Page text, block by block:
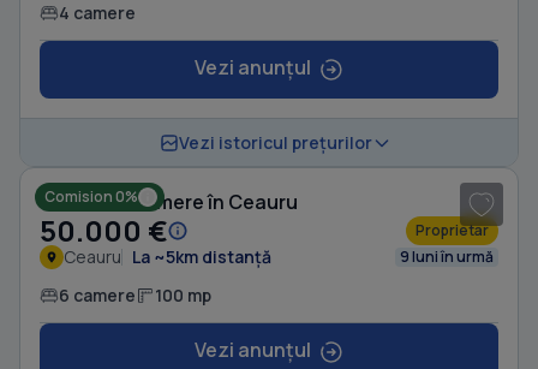
4 camere
Vezi anunțul
Vezi istoricul prețurilor
Comision 0%
Casă cu 6 camere în Ceauru
50.000 € Proprietar
Ceauru La ~5km distanță 9 luni în urmă
6 camere 100 mp
Vezi anunțul